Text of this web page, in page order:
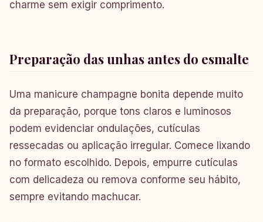
charme sem exigir comprimento.
Preparação das unhas antes do esmalte
Uma manicure champagne bonita depende muito
da preparação, porque tons claros e luminosos
podem evidenciar ondulações, cutículas
ressecadas ou aplicação irregular. Comece lixando
no formato escolhido. Depois, empurre cutículas
com delicadeza ou remova conforme seu hábito,
sempre evitando machucar.